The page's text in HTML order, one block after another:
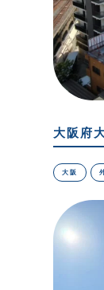
大阪府
大阪